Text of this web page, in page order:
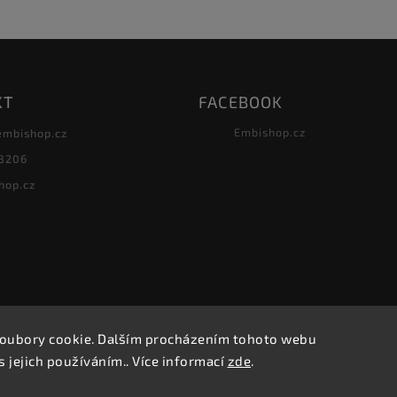
cookie. Dalším procházením tohoto webu
jejich používáním.. Více informací zde.
FACEBOOK
Embishop.cz
Copyright 2026Embishop.cz. Všechna práva vyhrazena.
VytvořilShoptet | DesignShoptak.cz.